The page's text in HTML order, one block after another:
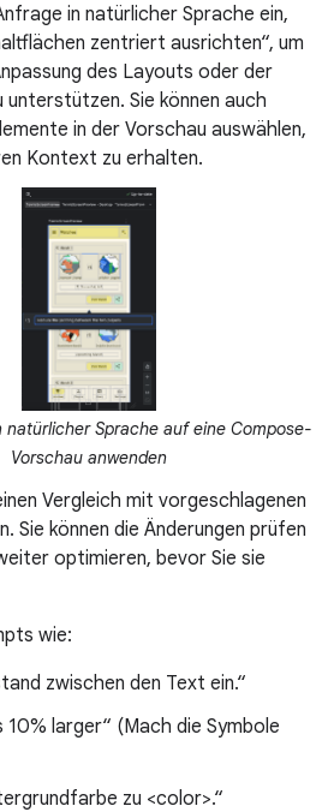
in natürlicher Sprache ein,
zentriert ausrichten“, um
des Layouts oder der
unterstützen. Sie können auch
in der Vorschau auswählen,
Kontext zu erhalten.
natürlicher Sprache auf eine Compose-
Vorschau anwenden
Vergleich mit vorgeschlagenen
Sie können die Änderungen prüfen
optimieren, bevor Sie sie
wie:
zwischen den Text ein.“
10% larger“ (Mach die Symbole
zu <color>.“